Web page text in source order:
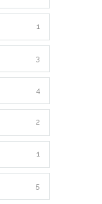
1
3
4
2
1
5